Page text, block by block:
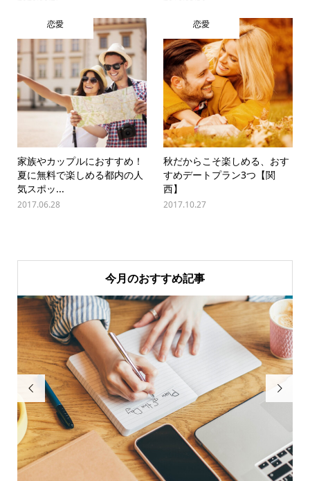
恋愛
家族やカップルにおすすめ！
夏に無料で楽しめる都内の人
気スポッ...
2017.06.28
恋愛
秋だからこそ楽しめる、おす
すめデートプラン3つ【関
西】
2017.10.27
今月のおすすめ記事
 